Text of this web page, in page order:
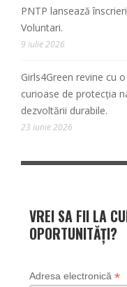
PNTP lansează
Voluntari.
9 iulie 2026
Girls4Green revine cu
curioase de protecția
dezvoltării durabile.
23 iunie 2026
VREI SA FII LA
OPORTUNITĂȚI?
Adresa electronică *